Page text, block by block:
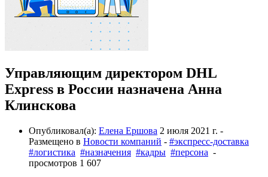
Управляющим директором DHL
Express в России назначена Анна
Клинскова
Опубликовал(а): Елена Ершова 2 июля 2021 г. -
Размещено в Новости компаний - #экспресс-доставка
#логистика #назначения #кадры #персона -
просмотров 1 607